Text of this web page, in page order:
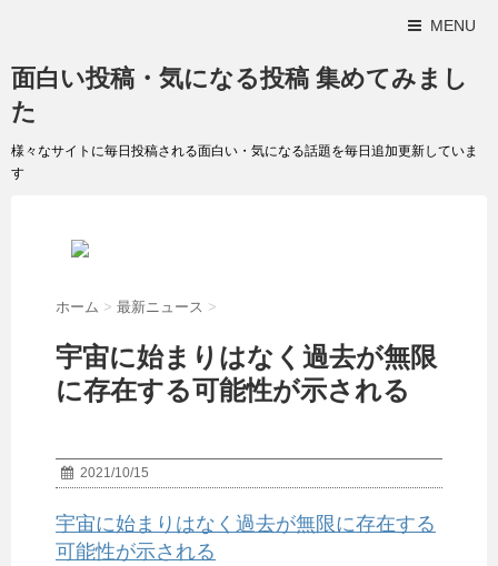
MENU
面白い投稿・気になる投稿 集めてみまし
た
様々なサイトに毎日投稿される面白い・気になる話題を毎日追加更新していま
す
ホーム > 最新ニュース >
宇宙に始まりはなく過去が無限
に存在する可能性が示される
2021/10/15
宇宙に始まりはなく過去が無限に存在する
可能性が示される